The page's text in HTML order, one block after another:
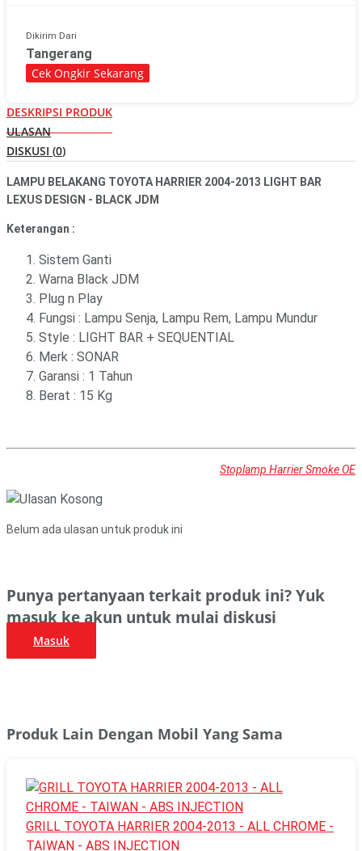
Dikirim Dari
Tangerang
Cek Ongkir Sekarang
DESKRIPSI PRODUK
ULASAN
DISKUSI (0)
LAMPU BELAKANG TOYOTA HARRIER 2004-2013 LIGHT BAR
LEXUS DESIGN - BLACK JDM
Keterangan :
Sistem Ganti
Warna Black JDM
Plug n Play
Fungsi : Lampu Senja, Lampu Rem, Lampu Mundur
Style : LIGHT BAR + SEQUENTIAL
Merk : SONAR
Garansi : 1 Tahun
Berat : 15 Kg
Stoplamp Harrier Smoke OE
Belum ada ulasan untuk produk ini
Punya pertanyaan terkait produk ini? Yuk
masuk ke akun untuk mulai diskusi
Masuk
Produk Lain Dengan Mobil Yang Sama
GRILL TOYOTA HARRIER 2004-2013 - ALL CHROME -
TAIWAN - ABS INJECTION